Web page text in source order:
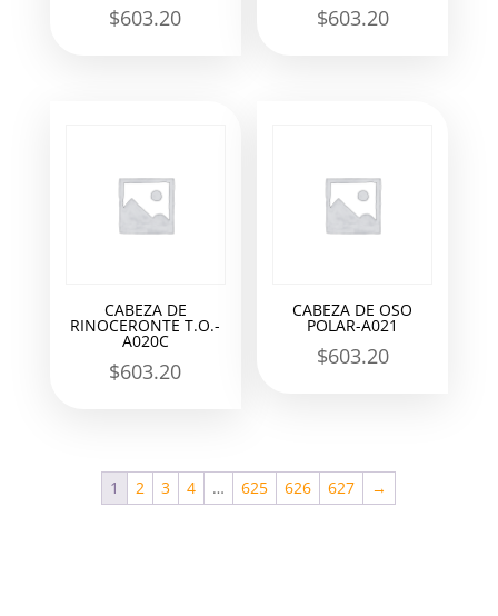
$603.20 $603.20
CABEZA DE
RINOCERONTE T.O.-
A020C
$603.20
CABEZA DE OSO
POLAR-A021
$603.20
1 2 3 4 … 625 626 627 →